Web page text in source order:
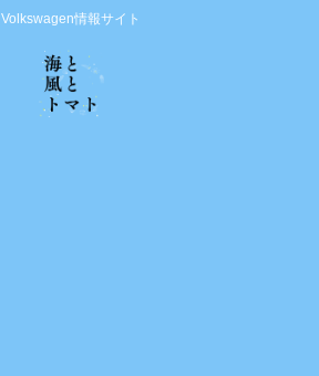
Volkswagen情報サイト